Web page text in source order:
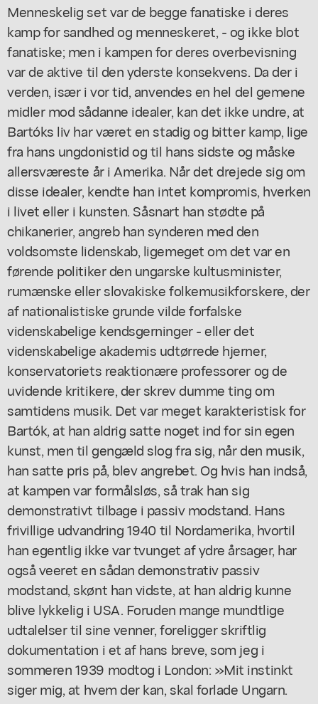
Menneskelig set var de begge fanatiske i deres
kamp for sandhed og menneskeret, - og ikke blot
fanatiske; men i kampen for deres overbevisning
var de aktive til den yderste konsekvens. Da der i
verden, især i vor tid, anvendes en hel del gemene
midler mod sådanne idealer, kan det ikke undre, at
Bartóks liv har været en stadig og bitter kamp, lige
fra hans ungdonistid og til hans sidste og måske
allersværeste år i Amerika. Når det drejede sig om
disse idealer, kendte han intet kompromis, hverken
i livet eller i kunsten. Såsnart han stødte på
chikanerier, angreb han synderen med den
voldsomste lidenskab, ligemeget om det var en
førende politiker den ungarske kultusminister,
rumænske eller slovakiske folkemusikforskere, der
af nationalistiske grunde vilde forfalske
videnskabelige kendsgerninger - eller det
videnskabelige akademis udtørrede hjerner,
konservatoriets reaktionære professorer og de
uvidende kritikere, der skrev dumme ting om
samtidens musik. Det var meget karakteristisk for
Bartók, at han aldrig satte noget ind for sin egen
kunst, men til gengæld slog fra sig, når den musik,
han satte pris på, blev angrebet. Og hvis han indså,
at kampen var formålsløs, så trak han sig
demonstrativt tilbage i passiv modstand. Hans
frivillige udvandring 1940 til Nordamerika, hvortil
han egentlig ikke var tvunget af ydre årsager, har
også veeret en sådan demonstrativ passiv
modstand, skønt han vidste, at han aldrig kunne
blive lykkelig i USA. Foruden mange mundtlige
udtalelser til sine venner, foreligger skriftlig
dokumentation i et af hans breve, som jeg i
sommeren 1939 modtog i London: »Mit instinkt
siger mig, at hvem der kan, skal forlade Ungarn.